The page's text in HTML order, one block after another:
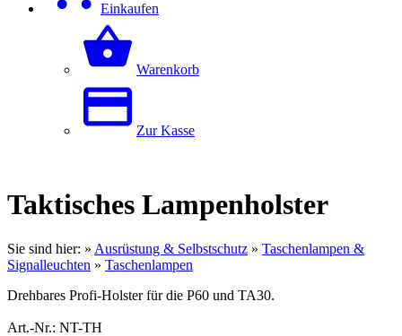
Einkaufen
Warenkorb
Zur Kasse
Taktisches Lampenholster
Sie sind hier: » Ausrüstung & Selbstschutz » Taschenlampen &
Signalleuchten » Taschenlampen
Drehbares Profi-Holster für die P60 und TA30.
Art.-Nr.: NT-TH